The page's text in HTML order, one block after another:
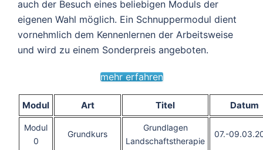
auch der Besuch eines beliebigen Moduls der
eigenen Wahl möglich. Ein Schnuppermodul dient
vornehmlich dem Kennenlernen der Arbeitsweise
und wird zu einem Sonderpreis angeboten.
mehr erfahren
Modul Art Titel Datum
Modul
0
Grundkurs
Grundlagen
Landschaftstherapie
07.-